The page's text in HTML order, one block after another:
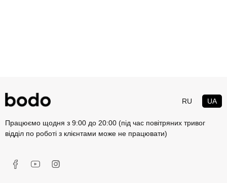
RU UA
Працюємо щодня з 9:00 до 20:00 (під час повітряних тривог
відділ по роботі з клієнтами може не працювати)